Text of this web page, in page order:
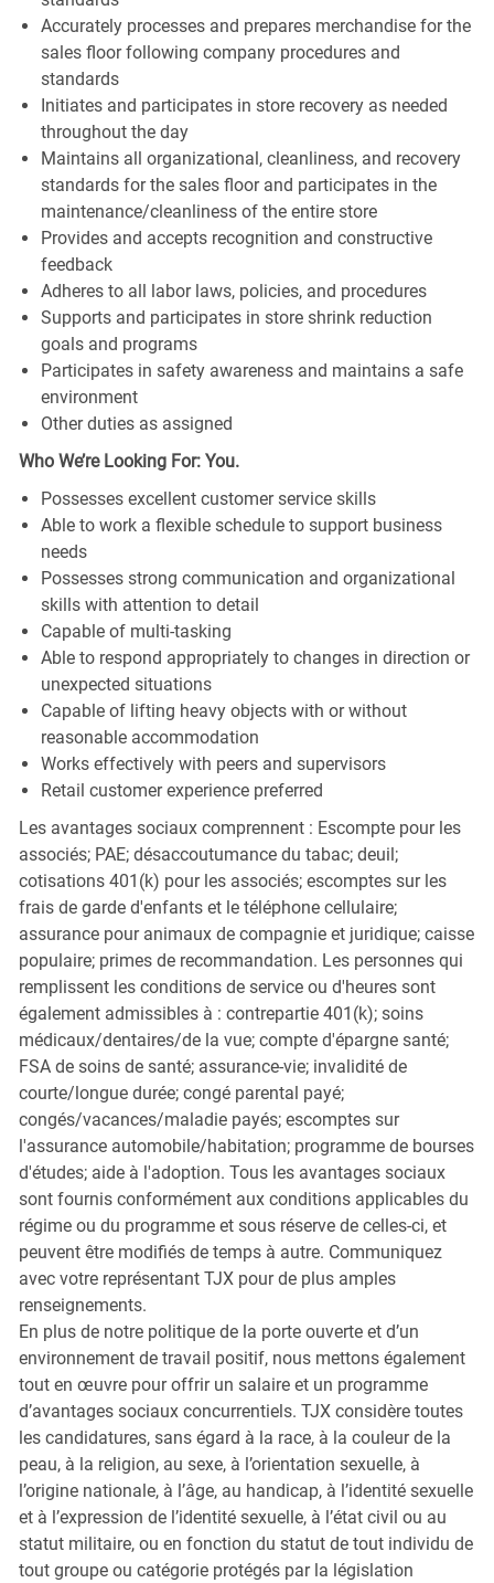
Accurately processes and prepares merchandise for the
sales floor following company procedures and
standards
Initiates and participates in store recovery as needed
throughout the day
Maintains all organizational, cleanliness, and recovery
standards for the sales floor and participates in the
maintenance/cleanliness of the entire store
Provides and accepts recognition and constructive
feedback
Adheres to all labor laws, policies, and procedures
Supports and participates in store shrink reduction
goals and programs
Participates in safety awareness and maintains a safe
environment
Other duties as assigned
Who We’re Looking For: You.
Possesses excellent customer service skills
Able to work a flexible schedule to support business
needs
Possesses strong communication and organizational
skills with attention to detail
Capable of multi-tasking
Able to respond appropriately to changes in direction or
unexpected situations
Capable of lifting heavy objects with or without
reasonable accommodation
Works effectively with peers and supervisors
Retail customer experience preferred
Les avantages sociaux comprennent : Escompte pour les
associés; PAE; désaccoutumance du tabac; deuil;
cotisations 401(k) pour les associés; escomptes sur les
frais de garde d'enfants et le téléphone cellulaire;
assurance pour animaux de compagnie et juridique; caisse
populaire; primes de recommandation. Les personnes qui
remplissent les conditions de service ou d'heures sont
également admissibles à : contrepartie 401(k); soins
médicaux/dentaires/de la vue; compte d'épargne santé;
FSA de soins de santé; assurance-vie; invalidité de
courte/longue durée; congé parental payé;
congés/vacances/maladie payés; escomptes sur
l'assurance automobile/habitation; programme de bourses
d'études; aide à l'adoption. Tous les avantages sociaux
sont fournis conformément aux conditions applicables du
régime ou du programme et sous réserve de celles-ci, et
peuvent être modifiés de temps à autre. Communiquez
avec votre représentant TJX pour de plus amples
renseignements.
En plus de notre politique de la porte ouverte et d’un
environnement de travail positif, nous mettons également
tout en œuvre pour offrir un salaire et un programme
d’avantages sociaux concurrentiels. TJX considère toutes
les candidatures, sans égard à la race, à la couleur de la
peau, à la religion, au sexe, à l’orientation sexuelle, à
l’origine nationale, à l’âge, au handicap, à l’identité sexuelle
et à l’expression de l’identité sexuelle, à l’état civil ou au
statut militaire, ou en fonction du statut de tout individu de
tout groupe ou catégorie protégés par la législation